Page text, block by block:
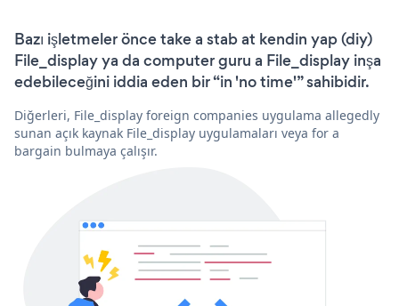
Bazı işletmeler önce take a stab at kendin yap (diy)
File_display ya da computer guru a File_display inşa
edebileceğini iddia eden bir “in 'no time'” sahibidir.
Diğerleri, File_display foreign companies uygulama allegedly
sunan açık kaynak File_display uygulamaları veya for a
bargain bulmaya çalışır.